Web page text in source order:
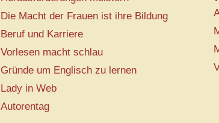
Die Macht der Frauen ist ihre Bildung
Beruf und Karriere
Vorlesen macht schlau
Gründe um Englisch zu lernen
Lady in Web
Autorentag